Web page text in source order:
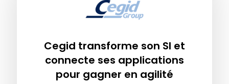
Cegid transforme son SI et
connecte ses applications
pour gagner en agilité